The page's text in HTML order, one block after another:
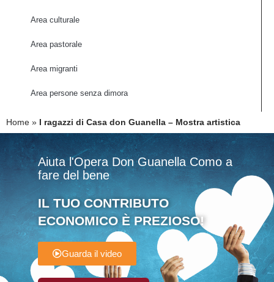
Area culturale
Area pastorale
Area migranti
Area persone senza dimora
Home » I ragazzi di Casa don Guanella – Mostra artistica
Aiuta l'Opera Don Guanella Como a
fare del bene
IL TUO CONTRIBUTO
ECONOMICO È PREZIOSO!
Guarda il video